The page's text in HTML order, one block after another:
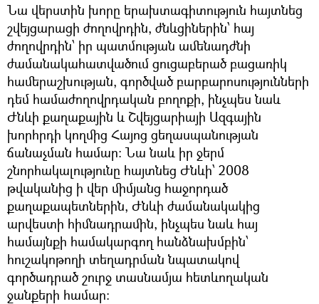
Նա վերստին խորը երախտագիտություն հայտնեց
շվեյցարացի ժողովրդին, ժնևցիներին՝ հայ
ժողովրդին՝ իր պատմության ամենադժնի
ժամանակահատվածում ցուցաբերած բացառիկ
համերաշխության, գործված բարբարոսությունների
դեմ համաժողովրդական բողոքի, ինչպես նաև
Ժնևի քաղաքային և Շվեյցարիայի Ազգային
խորհրդի կողմից Հայոց ցեղասպանության
ճանաչման համար: Նա նաև իր ջերմ
շնորհակալությունը հայտնեց Ժնևի՝ 2008
թվականից ի վեր միմյանց հաջորդած
քաղաքապետներին, Ժնևի ժամանակակից
արվեստի հիմնադրամին, ինչպես նաև հայ
համայնքի համակարգող հանձնախմբին՝
հուշակոթողի տեղադրման նպատակով
գործադրած շուրջ տասնամյա հետևողական
ջանքերի համար: